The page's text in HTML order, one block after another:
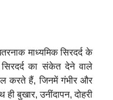
माध्यमिक सिरदर्द के
सिरदर्द का संकेत देने वाले
करते हैं, जिनमें गंभीर और
बुखार, उनींदापन, दोहरी